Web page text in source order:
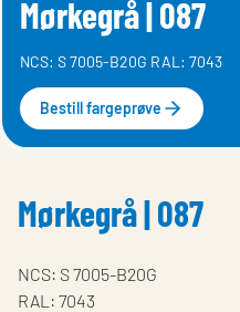
Mørkegrå | 087
NCS: S 7005-B20G RAL: 7043
Bestill fargeprøve
Mørkegrå | 087
NCS: S 7005-B20G
RAL: 7043